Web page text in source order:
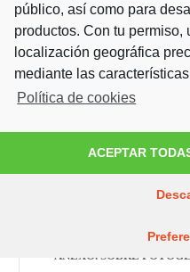
Más información en
CONTACTO DE PRENSA:
Mutua Montañesa,
Tfno: 942.20.41.00
ANEXO. SOBRE
público, así como para
productos. Con tu permiso,
localización geográfica
mediante las
Política de cookies
ACEPTAR